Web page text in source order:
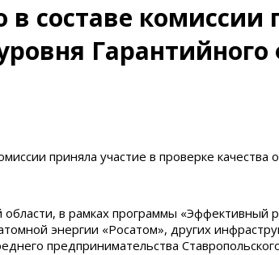
составе комиссии
приняла участие в проверке
в рамках программы «Эффективный
энергии «Росатом», других
предпринимательства